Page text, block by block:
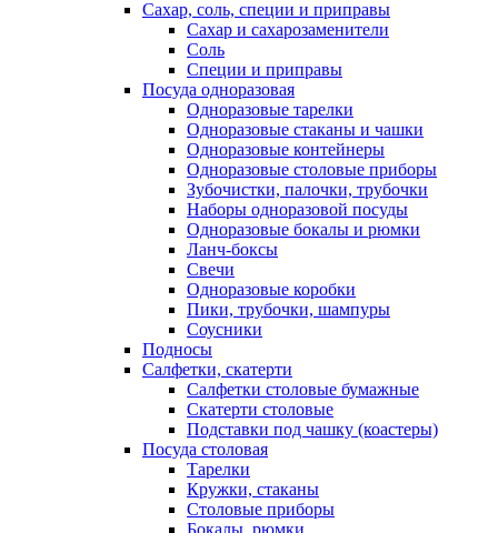
Сахар, соль, специи и приправы
Сахар и сахарозаменители
Соль
Специи и приправы
Посуда одноразовая
Одноразовые тарелки
Одноразовые стаканы и чашки
Одноразовые контейнеры
Одноразовые столовые приборы
Зубочистки, палочки, трубочки
Наборы одноразовой посуды
Одноразовые бокалы и рюмки
Ланч-боксы
Свечи
Одноразовые коробки
Пики, трубочки, шампуры
Соусники
Подносы
Салфетки, скатерти
Салфетки столовые бумажные
Скатерти столовые
Подставки под чашку (коастеры)
Посуда столовая
Тарелки
Кружки, стаканы
Столовые приборы